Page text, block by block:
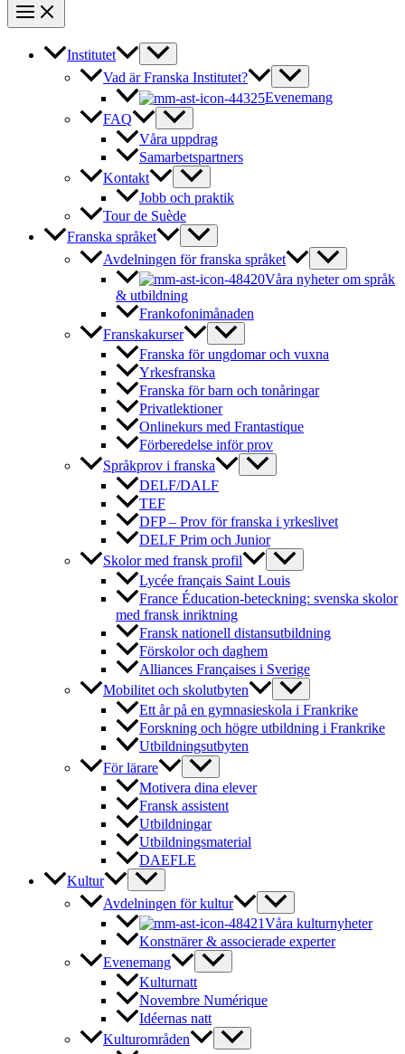
Institutet
Vad är Franska Institutet?
Evenemang
FAQ
Våra uppdrag
Samarbetspartners
Kontakt
Jobb och praktik
Tour de Suède
Franska språket
Avdelningen för franska språket
Våra nyheter om språk
& utbildning
Frankofonimånaden
Franskakurser
Franska för ungdomar och vuxna
Yrkesfranska
Franska för barn och tonåringar
Privatlektioner
Onlinekurs med Frantastique
Förberedelse inför prov
Språkprov i franska
DELF/DALF
TEF
DFP – Prov för franska i yrkeslivet
DELF Prim och Junior
Skolor med fransk profil
Lycée français Saint Louis
France Éducation-beteckning: svenska skolor
med fransk inriktning
Fransk nationell distansutbildning
Förskolor och daghem
Alliances Françaises i Sverige
Mobilitet och skolutbyten
Ett år på en gymnasieskola i Frankrike
Forskning och högre utbildning i Frankrike
Utbildningsutbyten
För lärare
Motivera dina elever
Fransk assistent
Utbildningar
Utbildningsmaterial
DAEFLE
Kultur
Avdelningen för kultur
Våra kulturnyheter
Konstnärer & associerade experter
Evenemang
Kulturnatt
Novembre Numérique
Idéernas natt
Kulturområden